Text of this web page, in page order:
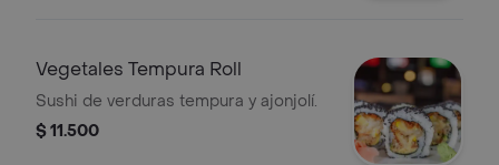
Vegetales Tempura Roll
Sushi de verduras tempura y ajonjolí.
$ 11.500